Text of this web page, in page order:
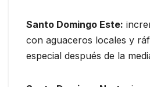
Santo Domingo Este:
con aguaceros locales y
especial después de la